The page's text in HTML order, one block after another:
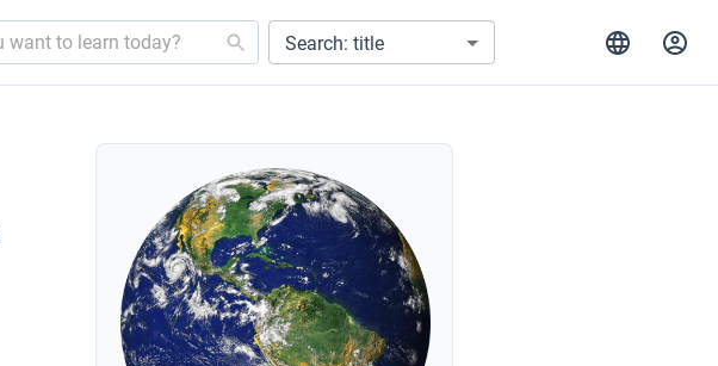
Search: title